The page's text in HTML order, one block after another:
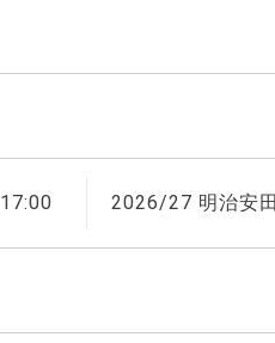
17:00 2026/27 明治安